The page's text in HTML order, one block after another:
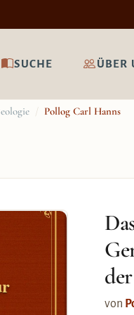
SUCHE ÜBER
/ Pollog Carl Hanns
von